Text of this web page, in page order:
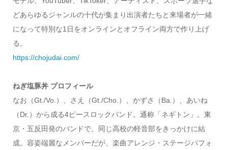
どあらゆるジャンルの十代が集まり出演者たちと来場者が一緒
になって特別な1日をオンラインとオフライン両方で作り上げ
る。
https://chojudai.com/
ねぎ塩豚丼 プロフィール
なお（Gt./Vo.）、さえ（Gt./Cho.）、かずさ（Ba.）、あいね
（Dr.）から成る4ピースロックバンド。通称「ネギトン」。東
京・五反田発のバンドで、同じ高校の軽音部をきっかけに結
成。容姿端麗なメンバーだが、楽曲アレンジ・ステージパフォ